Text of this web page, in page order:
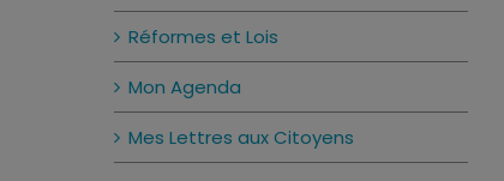
Réformes et Lois
Mon Agenda
Mes Lettres aux Citoyens